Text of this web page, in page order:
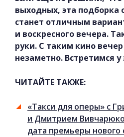
выходных, эта подборка
станет отличным
и воскресного вечера.
руки. С таким кино
незаметно. Встретимся у
ЧИТАЙТЕ ТАКЖЕ:
«Такси для оперы» с
и Дмитрием
дата премьеры нового